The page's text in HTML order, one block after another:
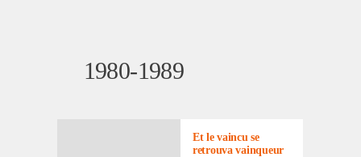
1980-1989
Et le vaincu se
retrouva vainqueur